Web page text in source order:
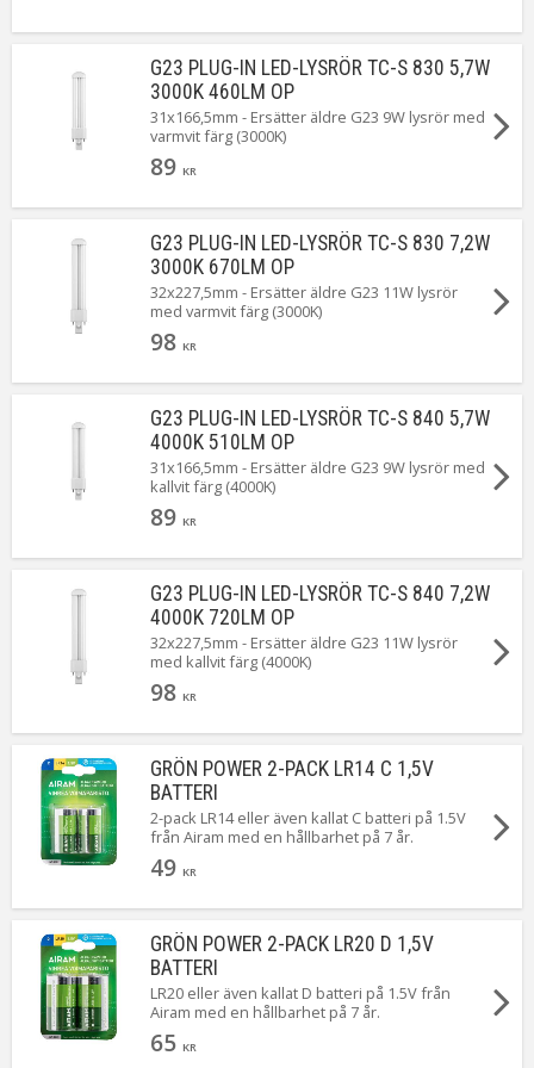
G23 PLUG-IN LED-LYSRÖR TC-S 830 5,7W
3000K 460LM OP
31x166,5mm - Ersätter äldre G23 9W lysrör med
varmvit färg (3000K)
89 KR
G23 PLUG-IN LED-LYSRÖR TC-S 830 7,2W
3000K 670LM OP
32x227,5mm - Ersätter äldre G23 11W lysrör
med varmvit färg (3000K)
98 KR
G23 PLUG-IN LED-LYSRÖR TC-S 840 5,7W
4000K 510LM OP
31x166,5mm - Ersätter äldre G23 9W lysrör med
kallvit färg (4000K)
89 KR
G23 PLUG-IN LED-LYSRÖR TC-S 840 7,2W
4000K 720LM OP
32x227,5mm - Ersätter äldre G23 11W lysrör
med kallvit färg (4000K)
98 KR
GRÖN POWER 2-PACK LR14 C 1,5V
BATTERI
2-pack LR14 eller även kallat C batteri på 1.5V
från Airam med en hållbarhet på 7 år.
49 KR
GRÖN POWER 2-PACK LR20 D 1,5V
BATTERI
LR20 eller även kallat D batteri på 1.5V från
Airam med en hållbarhet på 7 år.
65 KR